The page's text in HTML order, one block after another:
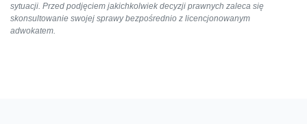
sytuacji. Przed podjęciem jakichkolwiek decyzji prawnych zaleca się
skonsultowanie swojej sprawy bezpośrednio z licencjonowanym
adwokatem.